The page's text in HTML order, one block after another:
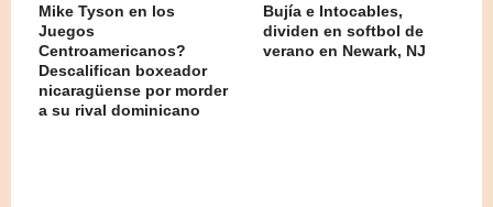
Mike Tyson en los
Juegos
Centroamericanos?
Descalifican boxeador
nicaragüense por morder
a su rival dominicano
Bujía e Intocables,
dividen en softbol de
verano en Newark, NJ